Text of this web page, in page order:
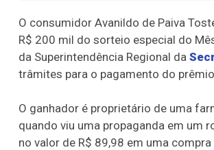
O consumidor Avanildo de Paiva
R$ 200 mil do sorteio especial do
da Superintendência Regional da
trâmites para o pagamento do
O ganhador é proprietário de uma
quando viu uma propaganda em um
no valor de R$ 89,98 em uma